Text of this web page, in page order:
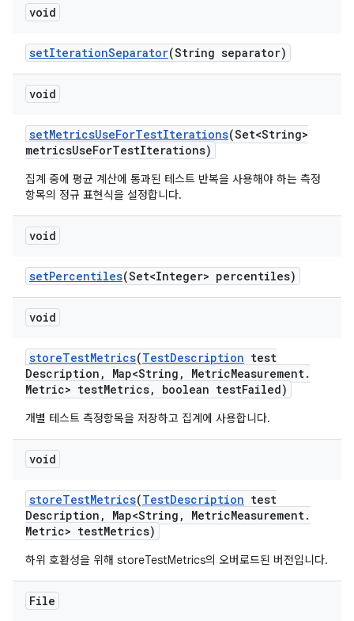
void
setIterationSeparator(String separator)
void
setMetricsUseForTestIterations(Set<String>
metricsUseForTestIterations)
집계 중에 평균 계산에 통과된 테스트 반복을 사용해야 하는 측정
항목의 정규 표현식을 설정합니다.
void
setPercentiles(Set<Integer> percentiles)
void
storeTestMetrics(TestDescription test
Description , Map<String , MetricMeasurement.
Metric> testMetrics, boolean testFailed)
개별 테스트 측정항목을 저장하고 집계에 사용합니다.
void
storeTestMetrics(TestDescription test
Description , Map<String , MetricMeasurement.
Metric> testMetrics)
하위 호환성을 위해 storeTestMetrics의 오버로드된 버전입니다.
File